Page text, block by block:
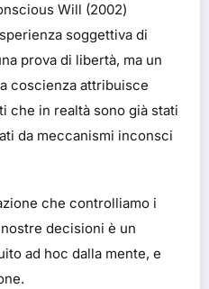
Will (2002)
soggettiva di
prova di libertà, ma un
coscienza attribuisce
che in realtà sono già stati
da meccanismi inconsci
che controlliamo i
decisioni è un
ad hoc dalla mente, e